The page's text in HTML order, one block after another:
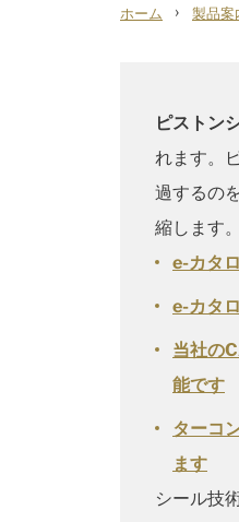
ホーム › 製品案
ピストン
れます。
過するの
縮します。
e-カタ
e-カタ
当社の
能です
ターコ
ます
シール技